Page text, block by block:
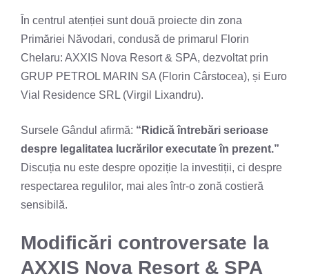
În centrul atenției sunt două proiecte din zona
Primăriei Năvodari, condusă de primarul Florin
Chelaru: AXXIS Nova Resort & SPA, dezvoltat prin
GRUP PETROL MARIN SA (Florin Cârstocea), și Euro
Vial Residence SRL (Virgil Lixandru).
Sursele Gândul afirmă: “Ridică întrebări serioase
despre legalitatea lucrărilor executate în prezent.”
Discuția nu este despre opoziție la investiții, ci despre
respectarea regulilor, mai ales într-o zonă costieră
sensibilă.
Modificări controversate la
AXXIS Nova Resort & SPA